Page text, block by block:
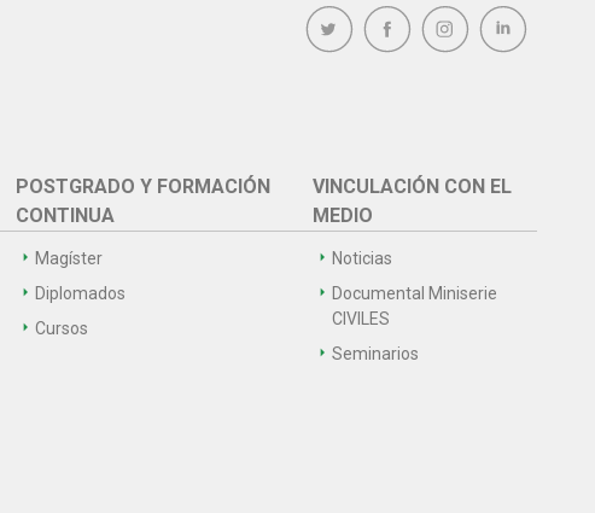
POSTGRADO Y FORMACIÓN
CONTINUA
Magíster
Diplomados
Cursos
VINCULACIÓN CON EL
MEDIO
Noticias
Documental Miniserie
CIVILES
Seminarios